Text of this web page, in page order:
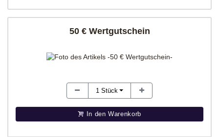
50 € Wertgutschein
1 Stück
In den Warenkorb